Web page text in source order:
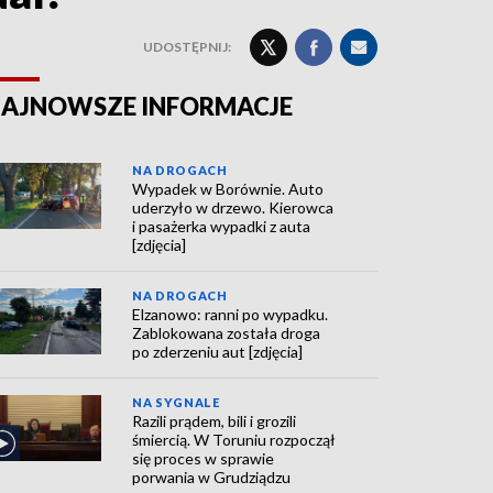
UDOSTĘPNIJ:
INFORMACJE
NA DROGACH
Wypadek w Borównie. Auto
uderzyło w drzewo. Kierowca
i pasażerka wypadki z auta
[zdjęcia]
NA DROGACH
Elzanowo: ranni po wypadku.
Zablokowana została droga
po zderzeniu aut [zdjęcia]
NA SYGNALE
Razili prądem, bili i grozili
śmiercią. W Toruniu rozpoczął
się proces w sprawie
porwania w Grudziądzu